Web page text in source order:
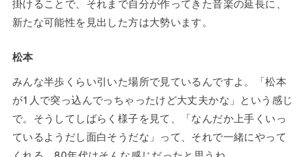
新たな可能性を見出した方は大勢います。
松本
みんな半歩くらい引いた場所で見ているんですよ。「松本
が1人で突っ込んでっちゃったけど大丈夫かな」という感じ
で。そうしてしばらく様子を見て、「なんだか上手くいっ
ているようだし面白そうだな」って、それで一緒にやって